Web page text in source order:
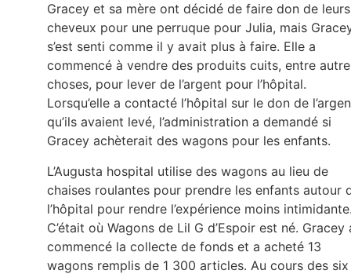
Gracey et sa mère ont décidé de faire don de leurs
cheveux pour une perruque pour Julia, mais
s’est senti comme il y avait plus à faire. Elle a
commencé à vendre des produits cuits, entre
choses, pour lever de l’argent pour l’hôpital.
Lorsqu’elle a contacté l’hôpital sur le don de
qu’ils avaient levé, l’administration a demandé si
Gracey achèterait des wagons pour les enfants.
L’Augusta hospital utilise des wagons au lieu de
chaises roulantes pour prendre les enfants autour
l’hôpital pour rendre l’expérience moins
C’était où Wagons de Lil G d’Espoir est né. Gracey
commencé la collecte de fonds et a acheté 13
wagons remplis de 1 300 articles. Au cours des six